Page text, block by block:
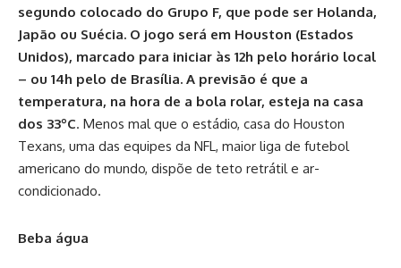
segundo colocado do Grupo F, que pode ser Holanda,
Japão ou Suécia. O jogo será em Houston (Estados
Unidos), marcado para iniciar às 12h pelo horário local
– ou 14h pelo de Brasília. A previsão é que a
temperatura, na hora de a bola rolar, esteja na casa
dos 33ºC. Menos mal que o estádio, casa do Houston
Texans, uma das equipes da NFL, maior liga de futebol
americano do mundo, dispõe de teto retrátil e ar-
condicionado.
Beba água